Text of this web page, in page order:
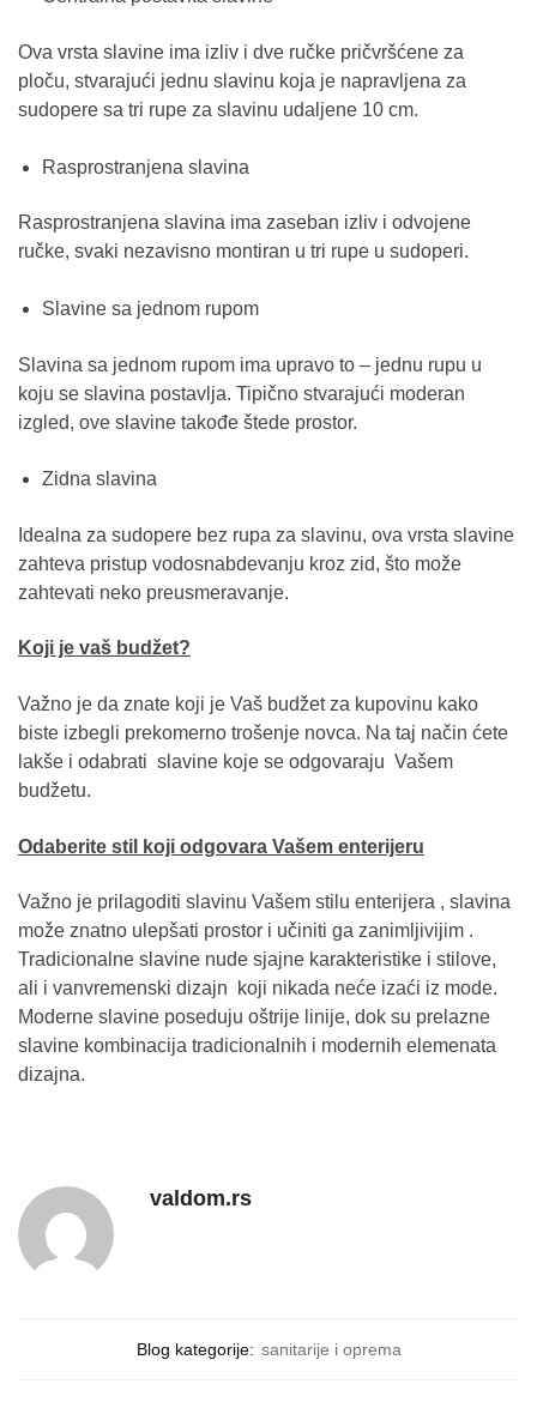
Ova vrsta slavine ima izliv i dve ručke pričvršćene za
ploču, stvarajući jednu slavinu koja je napravljena za
sudopere sa tri rupe za slavinu udaljene 10 cm.
Rasprostranjena slavina
Rasprostranjena slavina ima zaseban izliv i odvojene
ručke, svaki nezavisno montiran u tri rupe u sudoperi.
Slavine sa jednom rupom
Slavina sa jednom rupom ima upravo to – jednu rupu u
koju se slavina postavlja. Tipično stvarajući moderan
izgled, ove slavine takođe štede prostor.
Zidna slavina
Idealna za sudopere bez rupa za slavinu, ova vrsta slavine
zahteva pristup vodosnabdevanju kroz zid, što može
zahtevati neko preusmeravanje.
Koji je vaš budžet?
Važno je da znate koji je Vaš budžet za kupovinu kako
biste izbegli prekomerno trošenje novca. Na taj način ćete
lakše i odabrati slavine koje se odgovaraju Vašem
budžetu.
Odaberite stil koji odgovara Vašem enterijeru
Važno je prilagoditi slavinu Vašem stilu enterijera , slavina
može znatno ulepšati prostor i učiniti ga zanimljivijim .
Tradicionalne slavine nude sjajne karakteristike i stilove,
ali i vanvremenski dizajn koji nikada neće izaći iz mode.
Moderne slavine poseduju oštrije linije, dok su prelazne
slavine kombinacija tradicionalnih i modernih elemenata
dizajna.
valdom.rs
Blog kategorije: sanitarije i oprema